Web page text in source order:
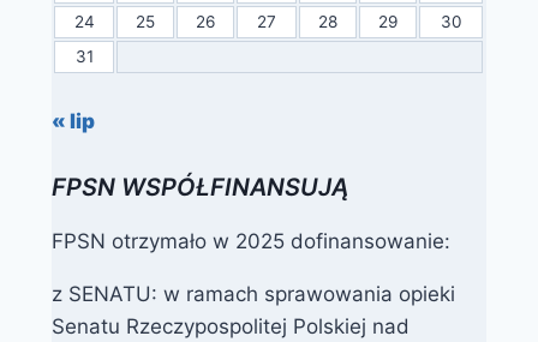
24
25 26 27 28 29
30
31
« lip
FPSN WSPÓŁFINANSUJĄ
FPSN otrzymało w 2025 dofinansowanie:
z SENATU: w ramach sprawowania opieki
Senatu Rzeczypospolitej Polskiej nad